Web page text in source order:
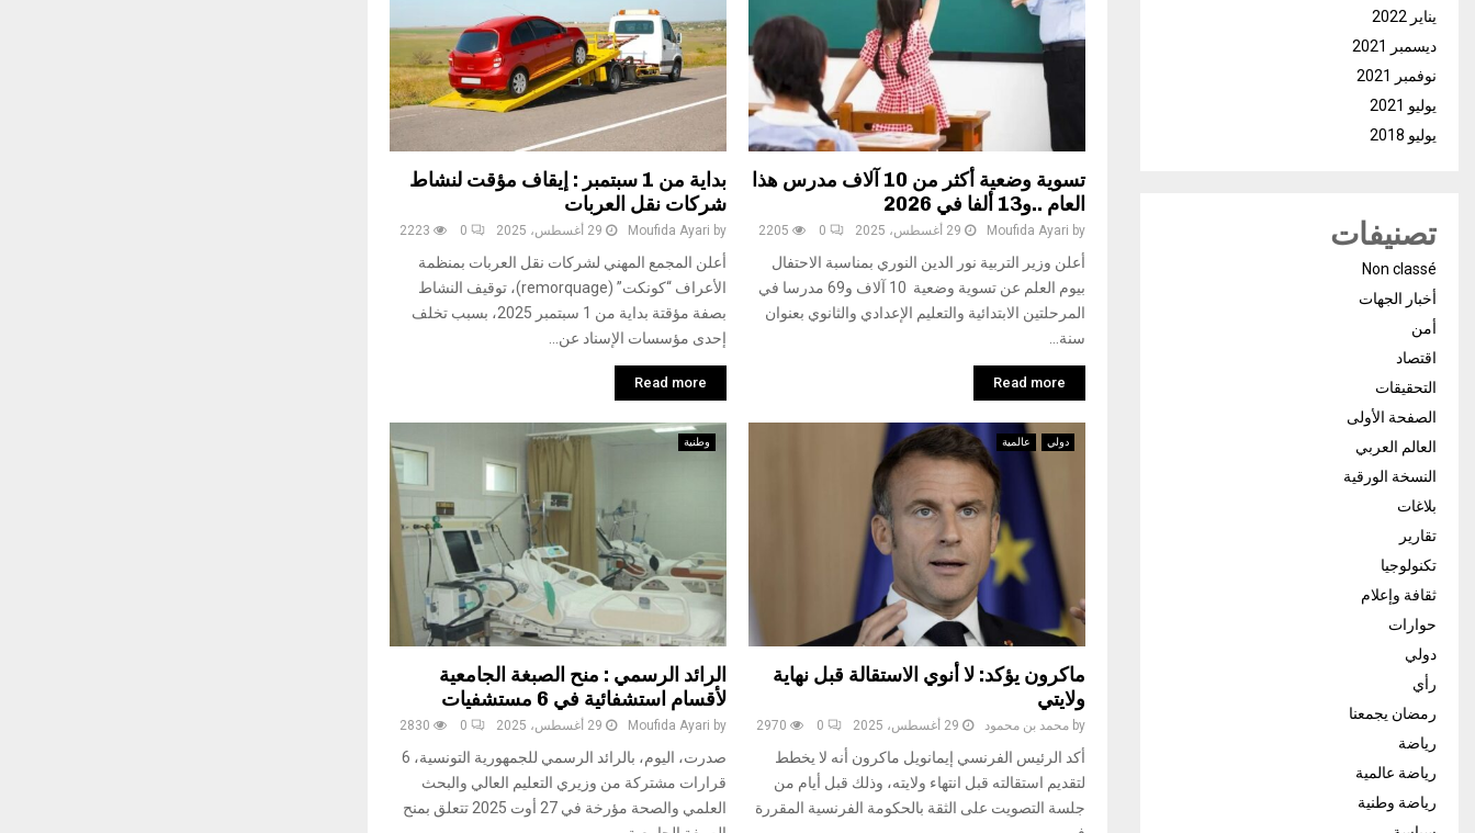
بداية من 1 سبتمبر : إيقاف مؤقت لنشاط
شركات نقل العربات
by
Moufida Ayari 29 أغسطس، 2025 0
2223
أعلن المجمع المهني لشركات نقل العربات بمنظمة
الأعراف “كونكت” (remorquage)، توقيف النشاط
بصفة مؤقتة بداية من 1 سبتمبر 2025، بسبب تخلف
إحدى مؤسسات الإسناد عن...
Read more
تسوية وضعية أكثر من 10 آلاف مدرس هذا
العام ..و13 ألفا في 2026
by
Moufida Ayari 29 أغسطس، 2025 0
2205
أعلن وزير التربية نور الدين النوري بمناسبة الاحتفال
بيوم العلم عن تسوية وضعية 10 آلاف و69 مدرسا في
المرحلتين الابتدائية والتعليم الإعدادي والثانوي بعنوان
سنة...
Read more
وطنية
الرائد الرسمي : منح الصبغة الجامعية
لأقسام استشفائية في 6 مستشفيات
by
Moufida Ayari 29 أغسطس، 2025 0
2830
صدرت، اليوم، بالرائد الرسمي للجمهورية التونسية، 6
قرارات مشتركة من وزيري التعليم العالي والبحث
العلمي والصحة مؤرخة في 27 أوت 2025 تتعلق بمنح
دولي عالمية
ماكرون يؤكد: لا أنوي الاستقالة قبل نهاية
ولايتي
by محمد بن محمود 29 أغسطس، 2025 0
2970
أكد الرئيس الفرنسي إيمانويل ماكرون أنه لا يخطط
لتقديم استقالته قبل انتهاء ولايته، وذلك قبل أيام من
جلسة التصويت على الثقة بالحكومة الفرنسية المقررة
يناير 2022
ديسمبر 2021
نوفمبر 2021
يوليو 2021
يوليو 2018
تصنيفات
Non classé
أخبار الجهات
أمن
اقتصاد
التحقيقات
الصفحة الأولى
العالم العربي
النسخة الورقية
بلاغات
تقارير
تكنولوجيا
ثقافة وإعلام
حوارات
دولي
رأي
رمضان يجمعنا
رياضة
رياضة عالمية
رياضة وطنية